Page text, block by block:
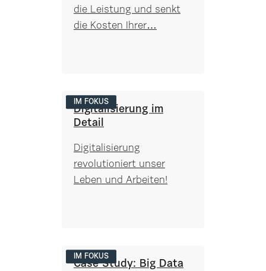
die Leistung und senkt
die Kosten Ihrer…
IM FOKUS
Digitalisierung im
Detail
Digitalisierung
revolutioniert unser
Leben und Arbeiten!
IM FOKUS
Case Study: Big Data